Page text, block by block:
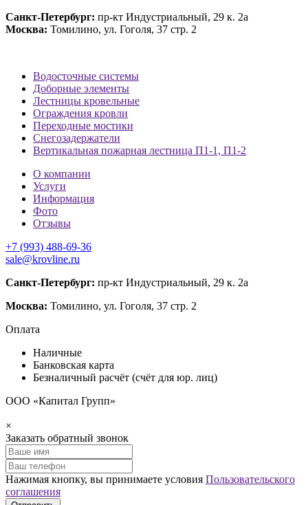
Санкт-Петербург: пр-кт Индустриальный, 29 к. 2а
Москва: Томилино, ул. Гоголя, 37 стр. 2
Водосточные системы
Доборные элементы
Лестницы кровельные
Ограждения кровли
Переходные мостики
Снегозадержатели
Вертикальная пожарная лестница П1-1, П1-2
О компании
Услуги
Информация
Фото
Отзывы
+7 (993) 488-69-36
sale@krovline.ru
Санкт-Петербург: пр-кт Индустриальный, 29 к. 2а
Москва: Томилино, ул. Гоголя, 37 стр. 2
Оплата
Наличные
Банковская карта
Безналичный расчёт (счёт для юр. лиц)
ООО «Капитал Групп»
×
Заказать обратный звонок
Нажимая кнопку, вы принимаете условия Пользовательского
соглашения